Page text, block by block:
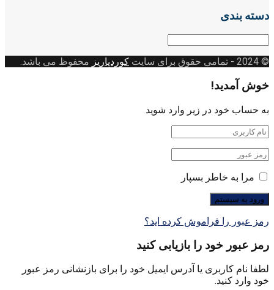
دسته بندی
© 2024
- تمامی حقوق برای سایت کوردپاریز محفوظ می باشد.
خوش آمدید!
به حساب خود در زیر وارد شوید
مرا به خاطر بسپار
رمز عبور را فراموش کرده اید؟
رمز عبور خود را بازیابی کنید
لطفا نام کاربری یا آدرس ایمیل خود را برای بازنشانی رمز عبور
خود وارد کنید.